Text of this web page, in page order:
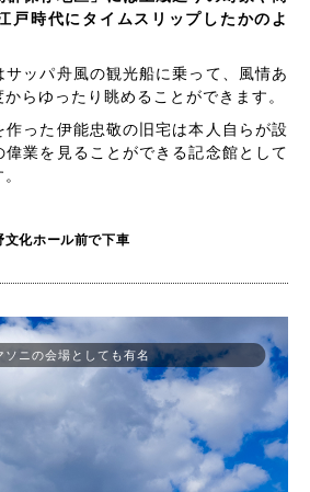
戸時代にタイムスリップしたかのよ
ッパ舟風の観光船に乗って、風情あ
らゆったり眺めることができます。
作った伊能忠敬の旧宅は本人自らが設
業を見ることができる記念館として
化ホール前で下車
ソニの会場としても有名